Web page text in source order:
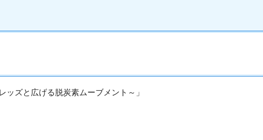
ッズと広げる脱炭素ムーブメント～」